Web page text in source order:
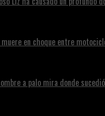
en choque entre
a palo mira donde